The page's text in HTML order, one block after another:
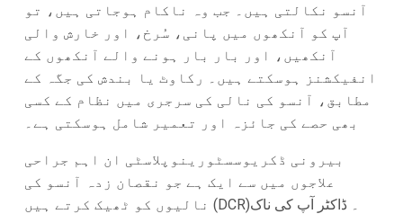
آنسو نکالتی ہیں۔ جب وہ ناکام ہوجاتی ہیں، تو
آپ کو آنکھوں میں پانی، سُرخ، اور خارش والی
آنکھیں، اور بار بار ہونے والے آنکھوں کے
انفیکشنز ہوسکتے ہیں۔ رکاوٹ یا بندش کی جگہ کے
مطابق، آنسو کی نالی کی سرجری میں نظام کے کسی
بھی حصے کی جائزہ اور تعمیر شامل ہوسکتی ہے۔
بیرونی ڈکریوسسٹورینوپلاسٹی ان اہم جراحی
علاجوں میں سے ایک ہے جو نقصان زدہ آنسو کی
نالیوں کو ٹھیک کرتے ہیں (DCR)۔ ڈاکٹر آپ کی ناک